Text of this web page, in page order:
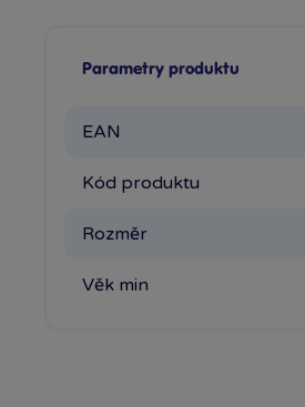
Parametry produktu
EAN
Kód produktu
Rozměr
Věk min